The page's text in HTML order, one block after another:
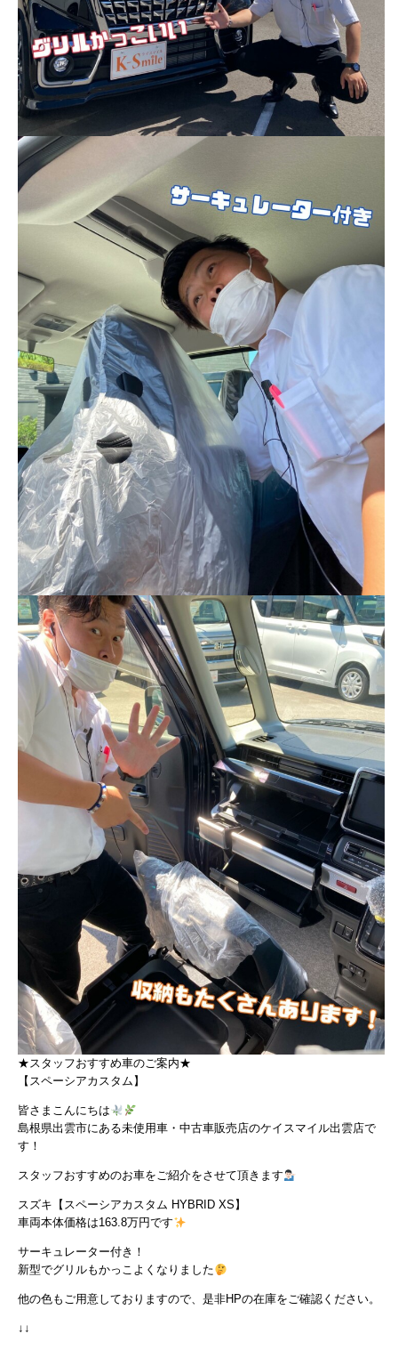
★スタッフおすすめ車のご案内★
【スペーシアカスタム】
皆さまこんにちは
島根県出雲市にある未使用車・中古車販売店のケイスマイル出雲店で
す！
スタッフおすすめのお車をご紹介をさせて頂きます
スズキ【スペーシアカスタム HYBRID XS】
車両本体価格は163.8万円です
サーキュレーター付き！
新型でグリルもかっこよくなりました
他の色もご用意しておりますので、是非HPの在庫をご確認ください。
↓↓